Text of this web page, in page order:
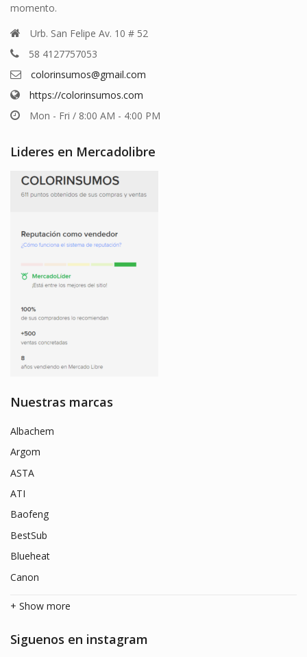
momento.
Urb. San Felipe Av. 10 # 52
58 4127757053
colorinsumos@gmail.com
https://colorinsumos.com
Mon - Fri / 8:00 AM - 4:00 PM
Lideres en Mercadolibre
Nuestras marcas
Albachem
Argom
ASTA
ATI
Baofeng
BestSub
Blueheat
Canon
+ Show more
Siguenos en instagram